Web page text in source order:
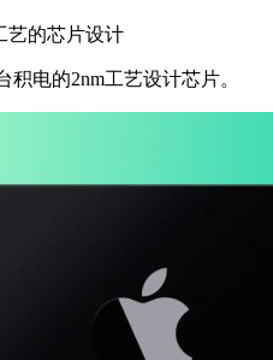
艺的芯片设计
电的2nm工艺设计芯片。